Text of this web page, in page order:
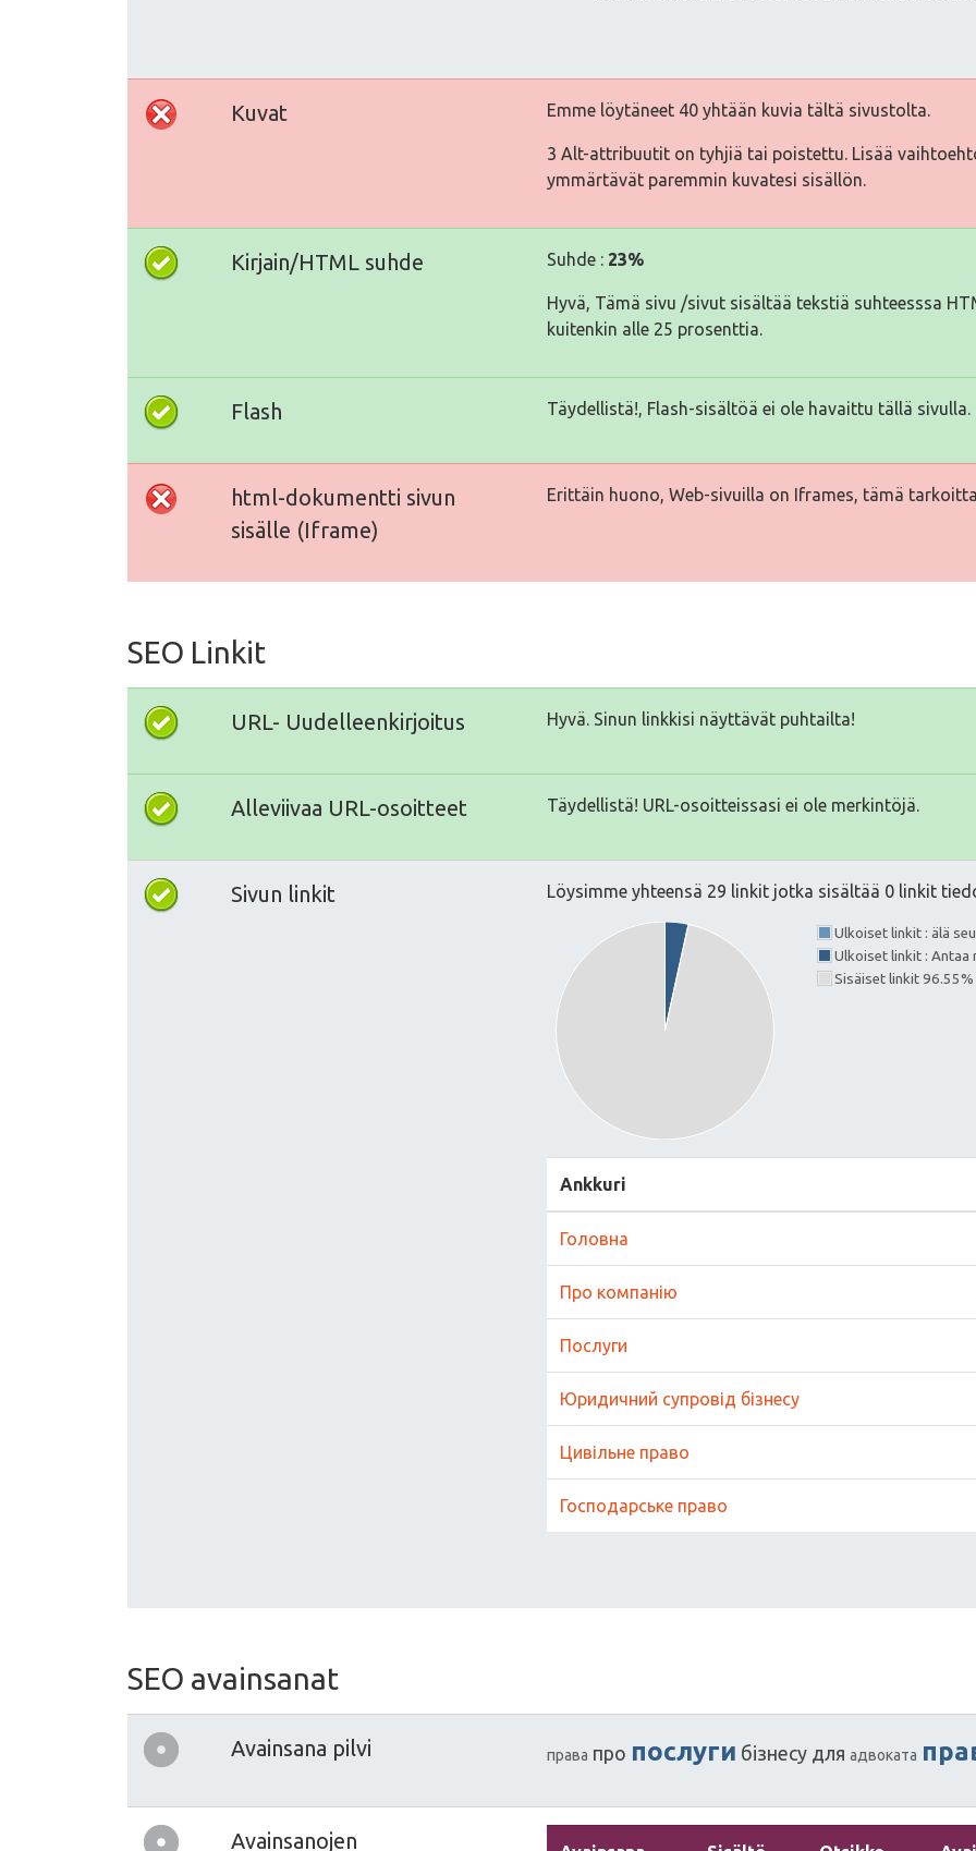
Kuvat Emme löytäneet 40 yhtään kuvia tältä sivustolta.
3 Alt-attribuutit on tyhjiä tai poistettu. Lisää
ymmärtävät paremmin kuvatesi sisällön.
Kirjain/HTML suhde Suhde : 23%
Hyvä, Tämä sivu /sivut sisältää tekstiä suhteesssa
kuitenkin alle 25 prosenttia.
Flash Täydellistä!, Flash-sisältöä ei ole havaittu tällä sivulla.
html-dokumentti sivun
sisälle (Iframe)
Erittäin huono, Web-sivuilla on Iframes, tämä
SEO Linkit
URL- Uudelleenkirjoitus Hyvä. Sinun linkkisi näyttävät puhtailta!
Alleviivaa URL-osoitteet Täydellistä! URL-osoitteissasi ei ole merkintöjä.
Sivun linkit Löysimme yhteensä 29 linkit jotka sisältää 0 linkit
Ulkoiset linkit : älä
Ulkoiset linkit : Antaa
Sisäiset linkit 96.55%
Ankkuri
Головна
Про компанію
Послуги
Юридичний супровід бізнесу
Цивільне право
Господарське право
SEO avainsanat
Avainsana pilvi права про послуги бізнесу для адвоката
Avainsanojen